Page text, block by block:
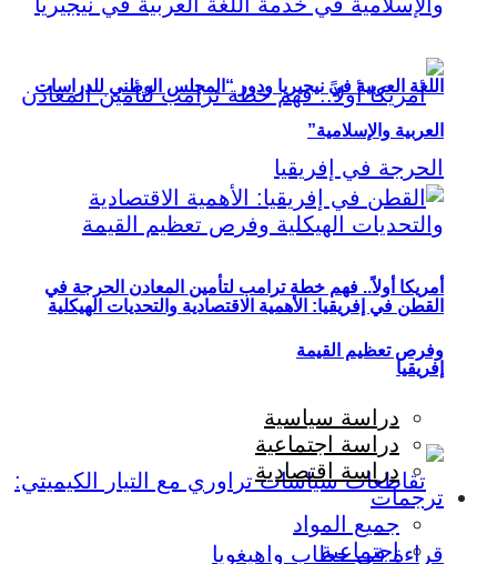
أمريكا أولاً.. فهم خطة ترامب لتأمين المعادن الحرجة في
إفريقيا
اللغة العربية في نيجيريا ودور “المجلس الوطني للدراسات
العربية والإسلامية”
القطن في إفريقيا: الأهمية الاقتصادية والتحديات الهيكلية
وفرص تعظيم القيمة
دراسة سياسية
دراسة اجتماعية
دراسة اقتصادية
ترجمات
جميع المواد
اجتماعية